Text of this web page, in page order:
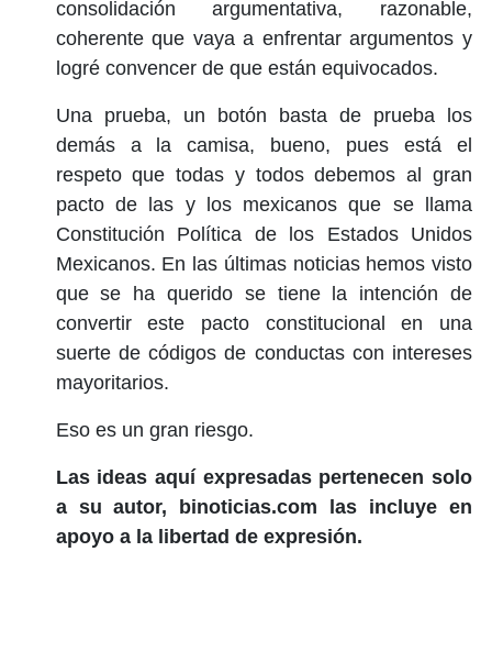
consolidación argumentativa, razonable,
coherente que vaya a enfrentar argumentos y
logré convencer de que están equivocados.
Una prueba, un botón basta de prueba los
demás a la camisa, bueno, pues está el
respeto que todas y todos debemos al gran
pacto de las y los mexicanos que se llama
Constitución Política de los Estados Unidos
Mexicanos. En las últimas noticias hemos visto
que se ha querido se tiene la intención de
convertir este pacto constitucional en una
suerte de códigos de conductas con intereses
mayoritarios.
Eso es un gran riesgo.
Las ideas aquí expresadas pertenecen solo
a su autor, binoticias.com las incluye en
apoyo a la libertad de expresión.